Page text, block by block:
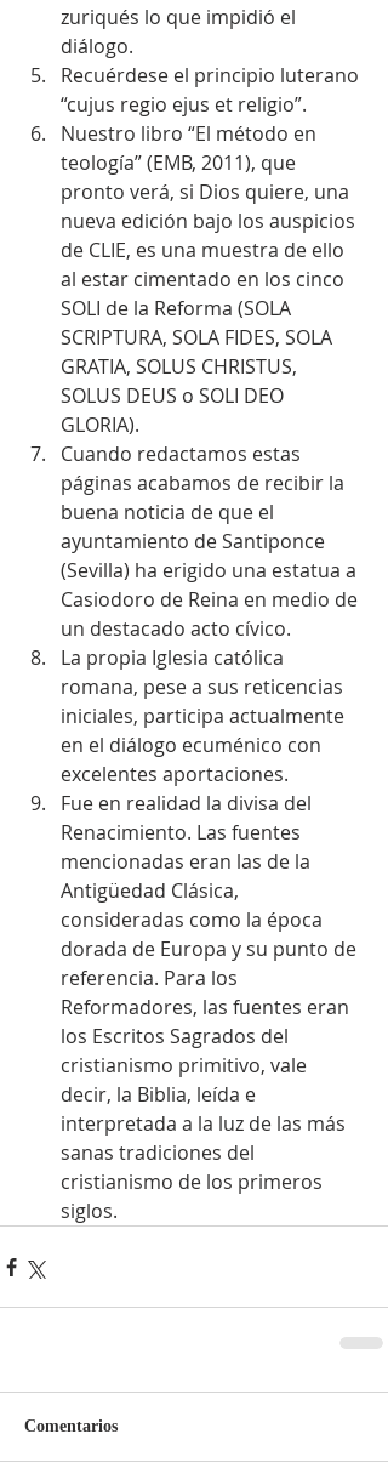
zuriqués lo que impidió el
diálogo.
Recuérdese el principio luterano
“cujus regio ejus et religio”.
Nuestro libro “El método en
teología” (EMB, 2011), que
pronto verá, si Dios quiere, una
nueva edición bajo los auspicios
de CLIE, es una muestra de ello
al estar cimentado en los cinco
SOLI de la Reforma (SOLA
SCRIPTURA, SOLA FIDES, SOLA
GRATIA, SOLUS CHRISTUS,
SOLUS DEUS o SOLI DEO
GLORIA).
Cuando redactamos estas
páginas acabamos de recibir la
buena noticia de que el
ayuntamiento de Santiponce
(Sevilla) ha erigido una estatua a
Casiodoro de Reina en medio de
un destacado acto cívico.
La propia Iglesia católica
romana, pese a sus reticencias
iniciales, participa actualmente
en el diálogo ecuménico con
excelentes aportaciones.
Fue en realidad la divisa del
Renacimiento. Las fuentes
mencionadas eran las de la
Antigüedad Clásica,
consideradas como la época
dorada de Europa y su punto de
referencia. Para los
Reformadores, las fuentes eran
los Escritos Sagrados del
cristianismo primitivo, vale
decir, la Biblia, leída e
interpretada a la luz de las más
sanas tradiciones del
cristianismo de los primeros
siglos.
Comentarios